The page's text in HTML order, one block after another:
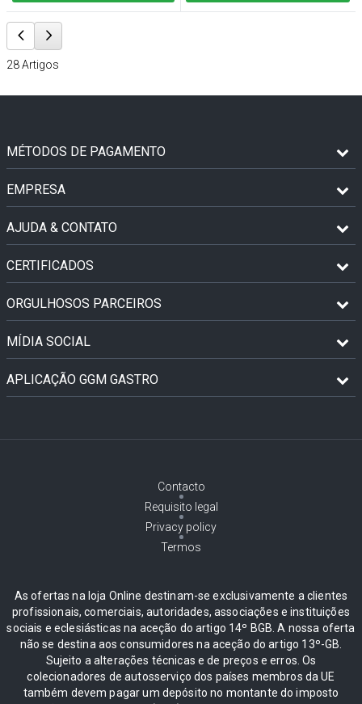
28Artigos
MÉTODOS DE PAGAMENTO
EMPRESA
AJUDA & CONTATO
CERTIFICADOS
ORGULHOSOS PARCEIROS
MÍDIA SOCIAL
APLICAÇÃO GGM GASTRO
Contacto
Requisito legal
Privacy policy
Termos
As ofertas na loja Online destinam-se exclusivamente a clientes
profissionais, comerciais, autoridades, associações e instituições
sociais e eclesiásticas na aceção do artigo 14º BGB. A nossa oferta
não se destina aos consumidores na aceção do artigo 13º-GB.
Sujeito a alterações técnicas e de preços e erros. Os
colecionadores de autosserviço dos países membros da UE
também devem pagar um depósito no montante do imposto